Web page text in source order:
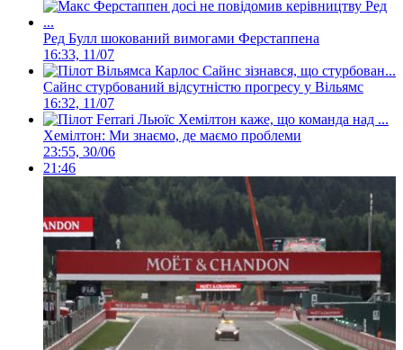
Ред Булл шокований вимогами Ферстаппена
16:33, 11/07
Сайнс стурбований відсутністю прогресу у Вільямс
16:32, 11/07
Хемілтон: Ми знаємо, де маємо проблеми
23:55, 30/06
21:46